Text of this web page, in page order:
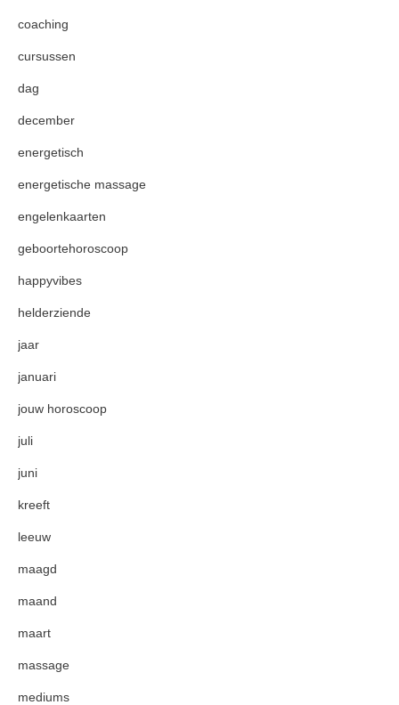
coaching
cursussen
dag
december
energetisch
energetische massage
engelenkaarten
geboortehoroscoop
happyvibes
helderziende
jaar
januari
jouw horoscoop
juli
juni
kreeft
leeuw
maagd
maand
maart
massage
mediums